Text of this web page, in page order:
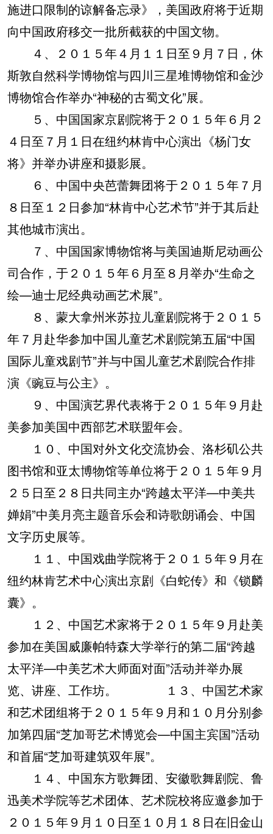
施进口限制的谅解备忘录》，美国政府将于近期
向中国政府移交一批所截获的中国文物。
４、２０１５年４月１１日至９月７日，休
斯敦自然科学博物馆与四川三星堆博物馆和金沙
博物馆合作举办“神秘的古蜀文化”展。
５、中国国家京剧院将于２０１５年６月２
４日至７月１日在纽约林肯中心演出《杨门女
将》并举办讲座和摄影展。
６、中国中央芭蕾舞团将于２０１５年７月
８日至１２日参加“林肯中心艺术节”并于其后赴
其他城市演出。
７、中国国家博物馆将与美国迪斯尼动画公
司合作，于２０１５年６月至８月举办“生命之
绘—迪士尼经典动画艺术展”。
８、蒙大拿州米苏拉儿童剧院将于２０１５
年７月赴华参加中国儿童艺术剧院第五届“中国
国际儿童戏剧节”并与中国儿童艺术剧院合作排
演《豌豆与公主》。
９、中国演艺界代表将于２０１５年９月赴
美参加美国中西部艺术联盟年会。
１０、中国对外文化交流协会、洛杉矶公共
图书馆和亚太博物馆等单位将于２０１５年９月
２５日至２８日共同主办“跨越太平洋—中美共
婵娟”中美月亮主题音乐会和诗歌朗诵会、中国
文字历史展等。
１１、中国戏曲学院将于２０１５年９月在
纽约林肯艺术中心演出京剧《白蛇传》和《锁麟
囊》。
１２、中国艺术家将于２０１５年９月赴美
参加在美国威廉帕特森大学举行的第二届“跨越
太平洋—中美艺术大师面对面”活动并举办展
览、讲座、工作坊。 １３、中国艺术家
和艺术团组将于２０１５年９月和１０月分别参
加第四届“芝加哥艺术博览会—中国主宾国”活动
和首届“芝加哥建筑双年展”。
１４、中国东方歌舞团、安徽歌舞剧院、鲁
迅美术学院等艺术团体、艺术院校将应邀参加于
２０１５年９月１０日至１０月１８日在旧金山